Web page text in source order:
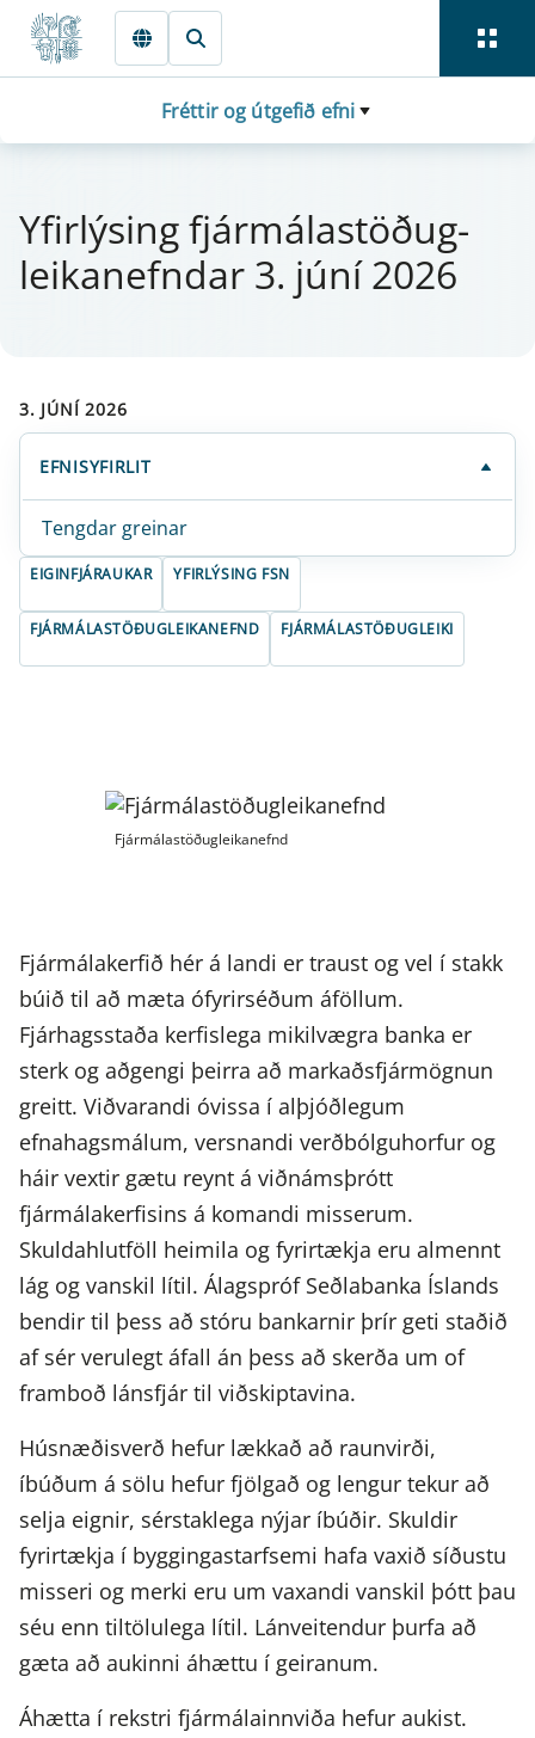
Fara beint í Meginmál
Fréttir og útgefið efni
Yfi­r­lýs­ing fjá­r­málastöðug­
leika­nefnd­ar 3. júní 2026
3. JÚNÍ 2026
EFNISYFIRLIT
Tengdar greinar
EIGINFJÁRAUKAR YFIRLÝSING FSN
FJÁRMÁLASTÖÐUGLEIKANEFND FJÁRMÁLASTÖÐUGLEIKI
Fjármálastöðugleikanefnd
Fjármálakerfið hér á landi er traust og vel í stakk
búið til að mæta ófyrirséðum áföllum.
Fjárhagsstaða kerfislega mikilvægra banka er
sterk og aðgengi þeirra að markaðsfjármögnun
greitt. Viðvarandi óvissa í alþjóðlegum
efnahagsmálum, versnandi verðbólguhorfur og
háir vextir gætu reynt á viðnámsþrótt
fjármálakerfisins á komandi misserum.
Skuldahlutföll heimila og fyrirtækja eru almennt
lág og vanskil lítil. Álagspróf Seðlabanka Íslands
bendir til þess að stóru bankarnir þrír geti staðið
af sér verulegt áfall án þess að skerða um of
framboð lánsfjár til viðskiptavina.
Húsnæðisverð hefur lækkað að raunvirði,
íbúðum á sölu hefur fjölgað og lengur tekur að
selja eignir, sérstaklega nýjar íbúðir. Skuldir
fyrirtækja í byggingastarfsemi hafa vaxið síðustu
misseri og merki eru um vaxandi vanskil þótt þau
séu enn tiltölulega lítil. Lánveitendur þurfa að
gæta að aukinni áhættu í geiranum.
Áhætta í rekstri fjármálainnviða hefur aukist.